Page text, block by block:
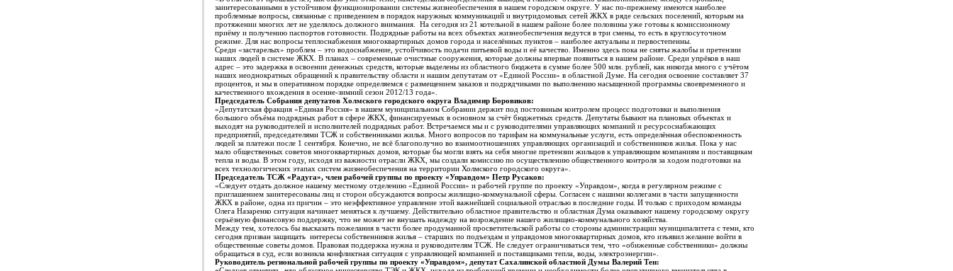
заинтересованными в устойчивом функционировании системы жизнеобеспечения в нашем городском округе. У нас по-прежнему имеются наиболее
проблемные вопросы, связанные с приведением в порядок наружных коммуникаций и внутридомовых сетей ЖКХ в ряде сельских поселений, которым на
протяжении многих лет не уделялось должного внимания. На сегодня из 21 котельной в нашем районе более половины уже готовы к комиссионному
приёму и получению паспортов готовности. Подрядные работы на всех объектах жизнеобеспечения ведутся в три смены, то есть в круглосуточном
режиме. Для нас вопросы теплоснабжения многоквартирных домов города и населённых пунктов – наиболее актуальны и первостепенны.
Среди «застарелых» проблем – это водоснабжение, устойчивость подачи питьевой воды и её качество. Именно здесь пока не сняты жалобы и претензии
наших людей в системе ЖКХ. В планах – современные очистные сооружения, которые должны впервые появиться в нашем районе. Среди упрёков в наш
адрес – это задержка в освоении денежных средств, которые выделены из областного бюджета в сумме более 500 млн. рублей, как никогда много с учётом
наших неоднократных обращений к правительству области и нашим депутатам от «Единой России» в областной Думе. На сегодня освоение составляет 37
процентов, и мы в оперативном порядке определяемся с размещением заказов и подрядчиками по выполнению насыщенной программы своевременного и
качественного вхождения в осенне-зимний сезон 2012/13 года».
Председатель Собрания депутатов Холмского городского округа Владимир Боровиков:
«Депутатская фракция «Единая Россия» в нашем муниципальном Собрании держит под постоянным контролем процесс подготовки и выполнения
большого объёма подрядных работ в сфере ЖКХ, финансируемых в основном за счёт бюджетных средств. Депутаты бывают на плановых объектах и
выходят на руководителей и исполнителей подрядных работ. Встречаемся мы и с руководителями управляющих компаний и ресурсоснабжающих
предприятий, председателями ТСЖ и собственниками жилья. Много вопросов по тарифам на коммунальные услуги, есть определённая обеспокоенность
людей за платежи после 1 сентября. Конечно, не всё благополучно во взаимоотношениях управляющих организаций и собственников жилья. Пока у нас
мало общественных советов многоквартирных домов, которые бы могли взять на себя многие претензии жильцов к управляющим компаниям и поставщикам
тепла и воды. В этом году, исходя из важности отрасли ЖКХ, мы создали комиссию по осуществлению общественного контроля за ходом подготовки на
всех технологических этапах систем жизнеобеспечения на территории Холмского городского округа».
Председатель ТСЖ «Радуга», член рабочей группы по проекту «Управдом» Петр Русаков:
«Следует отдать должное нашему местному отделению «Единой России» и рабочей группе по проекту «Управдом», когда в регулярном режиме с
приглашением заинтересованы лиц и сторон обсуждаются вопросы жилищно-коммунальной сферы. Согласен с нашими коллегами в части запущенности
ЖКХ в районе, одна из причин – это неэффективное управление этой важнейшей социальной отраслью в последние годы. И только с приходом команды
Олега Назаренко ситуация начинает меняться к лучшему. Действительно областное правительство и областная Дума оказывают нашему городскому округу
серьёзную финансовую поддержку, что не может не внушать надежду на возрождение нашего жилищно-коммунального хозяйства.
Между тем, хотелось бы высказать пожелания в части более продуманной просветительской работы со стороны администрации муниципалитета с теми, кто
сегодня призван защищать интересы собственников жилья – старших по подъездам и управдомов многоквартирных домов, кто изъявил желание войти в
общественные советы домов. Правовая поддержка нужна и руководителям ТСЖ. Не следует ограничиваться тем, что «обиженные собственники» должны
обращаться в суд, если возникла конфликтная ситуация с управляющей компанией и поставщиками тепла, воды, электроэнергии».
Руководитель региональной рабочей группы по проекту «Управдом», депутат Сахалинской областной Думы Валерий Тен: